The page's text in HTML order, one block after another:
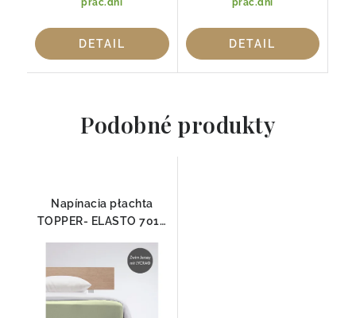
DETAIL DETAIL
Podobné produkty
Napínacia płachta
TOPPER- ELASTO 7010